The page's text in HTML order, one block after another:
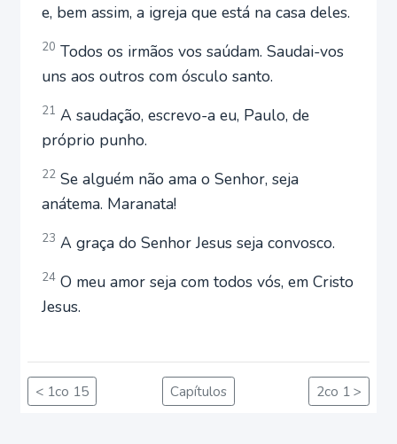
e, bem assim, a igreja que está na casa deles.
20 Todos os irmãos vos saúdam. Saudai-vos
uns aos outros com ósculo santo.
21 A saudação, escrevo-a eu, Paulo, de
próprio punho.
22 Se alguém não ama o Senhor, seja
anátema. Maranata!
23 A graça do Senhor Jesus seja convosco.
24 O meu amor seja com todos vós, em Cristo
Jesus.
< 1co 15 Capítulos 2co 1 >